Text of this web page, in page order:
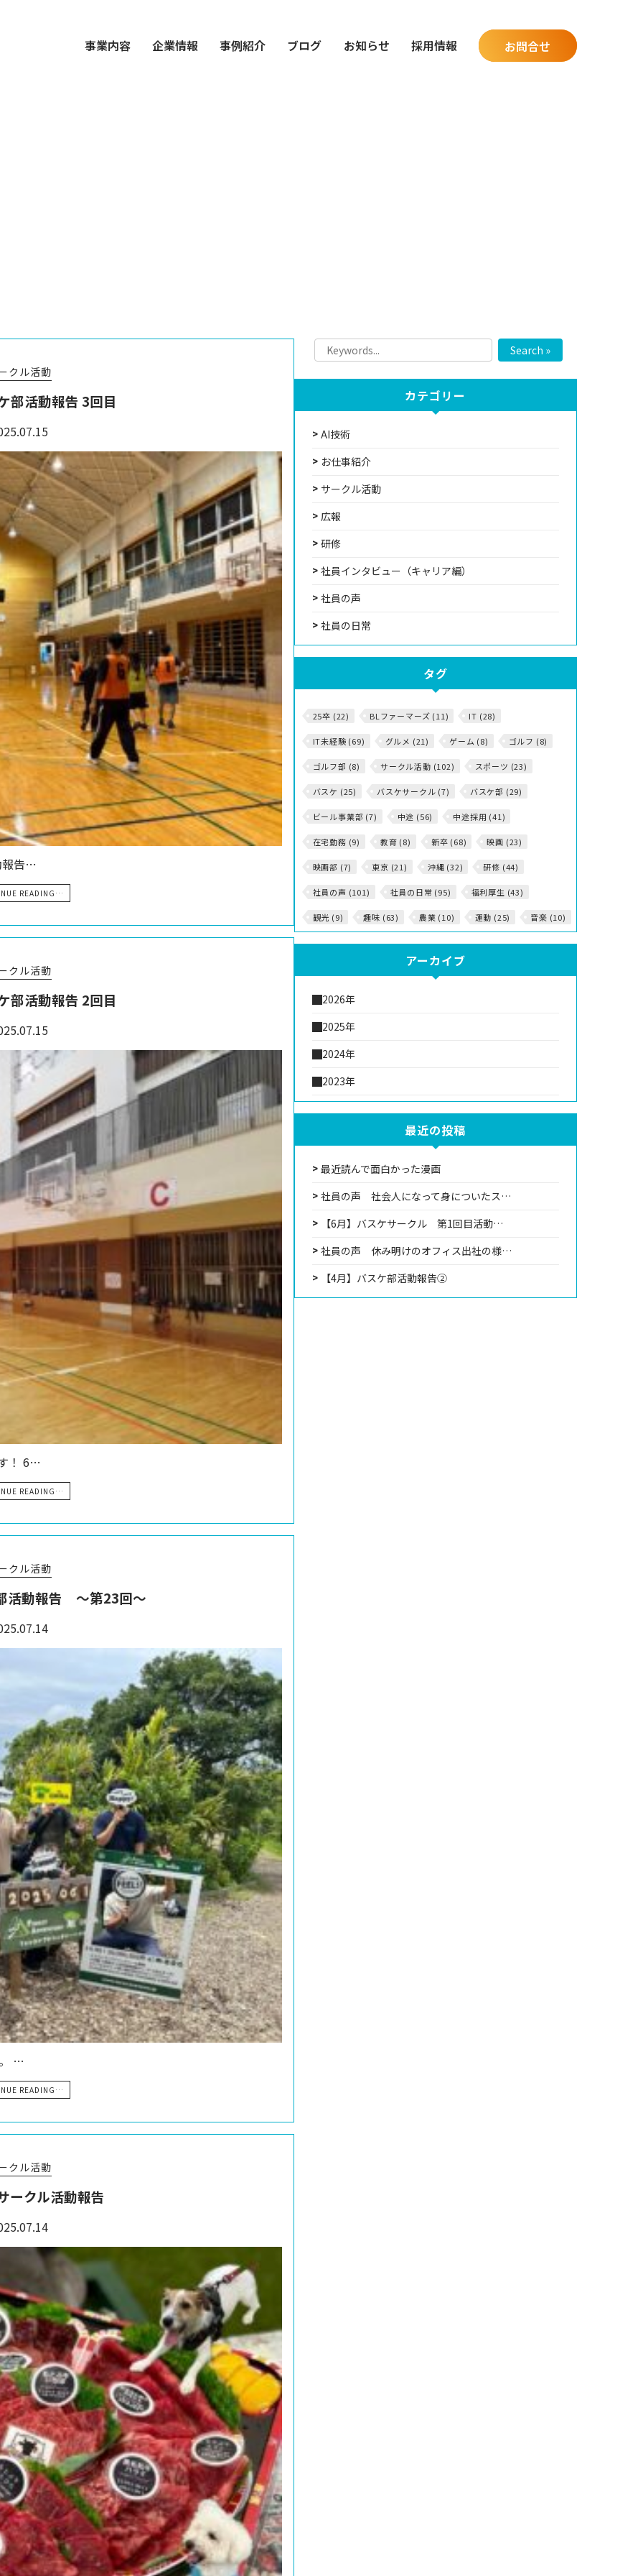
事業内容 企業情報 事例紹介 ブログ お知らせ 採用情報 お問合せ
クル活動
部活動報告 3回目
報告…
READING…
クル活動
部活動報告 2回目
！ 6…
READING…
クル活動
活動報告 〜第23回〜
…
READING…
クル活動
ークル活動報告
Search »
カテゴリー
AI技術
お仕事紹介
サークル活動
広報
研修
社員インタビュー（キャリア編）
社員の声
社員の日常
タグ
25卒 (22) BLファーマーズ (11) IT (28)
IT未経験 (69) グルメ (21) ゲーム (8) ゴルフ (8)
ゴルフ部 (8) サークル活動 (102) スポーツ (23)
バスケ (25) バスケサークル (7) バスケ部 (29)
ビール事業部 (7) 中途 (56) 中途採用 (41)
在宅勤務 (9) 教育 (8) 新卒 (68) 映画 (23)
映画部 (7) 東京 (21) 沖縄 (32) 研修 (44)
社員の声 (101) 社員の日常 (95) 福利厚生 (43)
観光 (9) 趣味 (63) 農業 (10) 運動 (25) 音楽 (10)
アーカイブ
2026年
2025年
2024年
2023年
最近の投稿
最近読んで面白かった漫画
社員の声 社会人になって身についたス…
【6月】バスケサークル 第1回目活動…
社員の声 休み明けのオフィス出社の様…
【4月】バスケ部活動報告②